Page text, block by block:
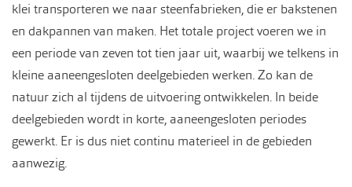
klei transporteren we naar steenfabrieken, die er bakstenen
en dakpannen van maken. Het totale project voeren we in
een periode van zeven tot tien jaar uit, waarbij we telkens in
kleine aaneengesloten deelgebieden werken. Zo kan de
natuur zich al tijdens de uitvoering ontwikkelen. In beide
deelgebieden wordt in korte, aaneengesloten periodes
gewerkt. Er is dus niet continu materieel in de gebieden
aanwezig.